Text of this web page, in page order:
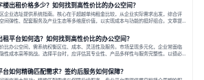
出租价格多少？如何找到高性价比的办公空间？
企业选址提供系统指南。核心在于超越单纯租金比较，从企业实际需求出发，综合评
间弹性、配套服务及产业生态等多维度价值，以实现成本与功能的挺好组合。文章提
维，采用精装灵活空间与共享配套以提升性价比，并通过不同规模企业的实际案例加
，专业运营服务商提供的稳定环境、社群活动与产业集聚等增值服务，是很大化空间
长的关键。对于许多在
平台如何选？如何找到高性价比的办公空间？
比办公空间，需系统权衡区位、成本、灵活性及服务。市场呈现多元化，企业常面临
性成本高等挑战。选择平台时，应评估其专业性、产品多样性与服务完整性。以德必
间到生态的解决方案，通过特色园区、灵活产品和丰富配套，满足不同企业需求。企
，实地考察，选择能支持长期发展、提升竞争力的办公空间。在上海寻找合适的办公
政负责人、中小企业主
如何精确匹配需求？签约后服务如何保障？